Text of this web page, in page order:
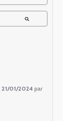
21/01/2024 par